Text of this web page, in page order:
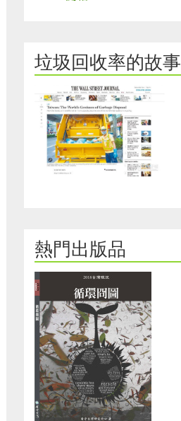
垃圾回收率的故事
熱門出版品